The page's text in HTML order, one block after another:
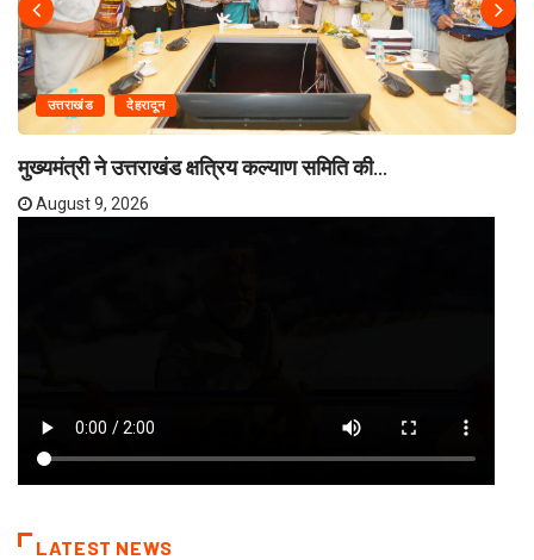
उत्तराखंड देहरादून
मुख्यमंत्री ने उत्तराखंड क्षत्रिय कल्याण समिति की...
August 9, 2026
LATEST NEWS